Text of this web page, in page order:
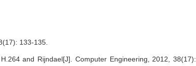
133-135.
and Rijndael[J]. Computer Engineering, 2012, 38(17):